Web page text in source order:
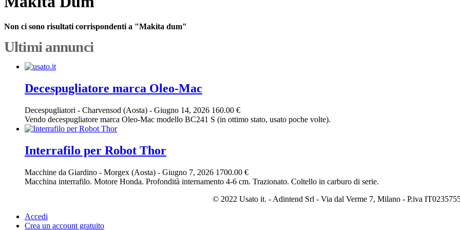
Non ci sono risultati corrispondenti a "Makita dum"
Ultimi annunci
Decespugliatore marca Oleo-Mac
Decespugliatori - Charvensod (Aosta) - Giugno 14, 2026 160.00 €
Vendo decespugliatore marca Oleo-Mac modello BC241 S (in ottimo stato, usato poche volte).
Interrafilo per Robot Thor
Macchine da Giardino - Morgex (Aosta) - Giugno 7, 2026 1700.00 €
Macchina interrafilo. Motore Honda. Profondità internamento 4-6 cm. Trazionato. Coltello in carburo di serie.
© 2022 Usato it. - Adintend Srl - Via dal Verme 7, Milano - P.iva
Accedi
Crea un account gratuito